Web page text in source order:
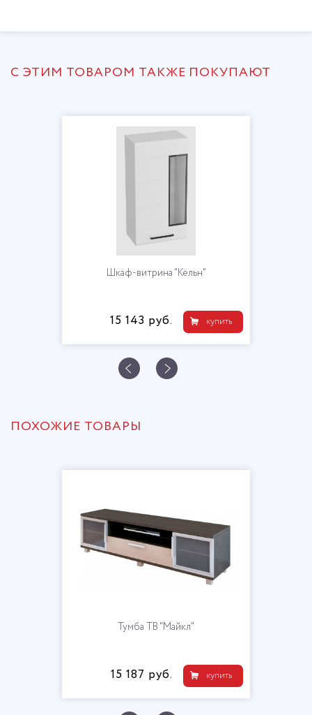
С ЭТИМ ТОВАРОМ ТАКЖЕ ПОКУПАЮТ
Шкаф-витрина "Кёльн"
купить
15 143 руб.
ПОХОЖИЕ ТОВАРЫ
Тумба ТВ "Майкл"
купить
15 187 руб.